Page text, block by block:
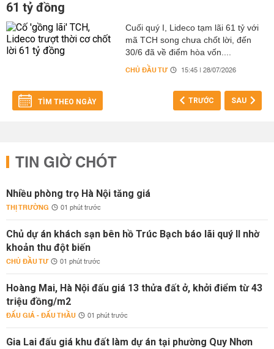
61 tỷ đồng
Cuối quý I, Lideco tạm lãi 61 tỷ với
mã TCH song chưa chốt lời, đến
30/6 đã về điểm hòa vốn....
CHỦ ĐẦU TƯ 15:45 | 28/07/2026
TÌM THEO NGÀY TRƯỚC SAU
TIN GIỜ CHÓT
Nhiều phòng trọ Hà Nội tăng giá
THỊ TRƯỜNG 01 phút trước
Chủ dự án khách sạn bên hồ Trúc Bạch báo lãi quý II nhờ
khoản thu đột biến
CHỦ ĐẦU TƯ 01 phút trước
Hoàng Mai, Hà Nội đấu giá 13 thửa đất ở, khởi điểm từ 43
triệu đồng/m2
ĐẤU GIÁ - ĐẤU THẦU 01 phút trước
Gia Lai đấu giá khu đất làm dự án tại phường Quy Nhơn